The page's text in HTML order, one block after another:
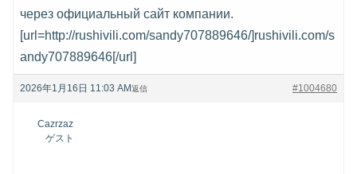
через официальный сайт компании.
[url=http://rushivili.com/sandy707889646/]rushivili.com/s
andy707889646[/url]
2026年1月16日 11:03 AM #1004680
返信
Cazrzaz
ゲスト